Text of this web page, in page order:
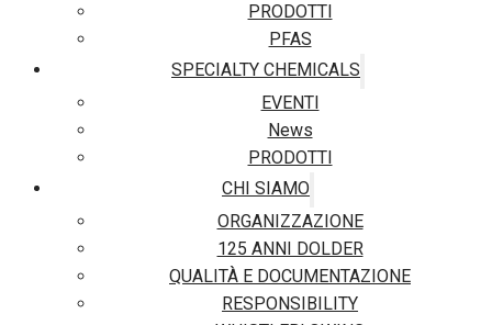
PRODOTTI
PFAS
SPECIALTY CHEMICALS
EVENTI
News
PRODOTTI
CHI SIAMO
ORGANIZZAZIONE
125 ANNI DOLDER
QUALITÀ E DOCUMENTAZIONE
RESPONSIBILITY